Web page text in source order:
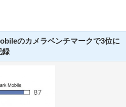
のカメラベンチマークで3位に
録